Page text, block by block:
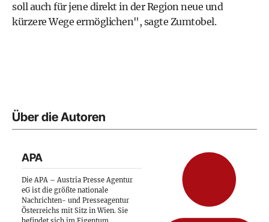
soll auch für jene direkt in der Region neue und
kürzere Wege ermöglichen", sagte Zumtobel.
Über die Autoren
APA
Die APA – Austria Presse Agentur
eG ist die größte nationale
Nachrichten- und Presseagentur
Österreichs mit Sitz in Wien. Sie